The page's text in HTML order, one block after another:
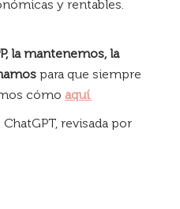
y rentables.
la mantenemos, la
para que siempre
cómo aquí.
revisada por